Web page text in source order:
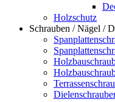
Holzschutz
Schrauben / Nägel /